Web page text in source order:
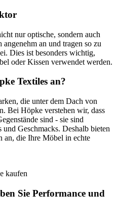
nur optische, sondern auch
an und tragen so zu
Dies ist besonders wichtig,
oder Kissen verwendet werden.
Textiles an?
die unter dem Dach von
Bei Höpke verstehen wir, dass
sind - sie sind
Geschmacks. Deshalb bieten
an, die Ihre Möbel in echte
kaufen
Sie Performance und